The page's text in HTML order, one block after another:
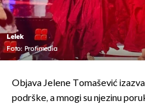
Lelek
Foto: Profimedia
Objava Jelene Tomašević
podrške, a mnogi su njezinu